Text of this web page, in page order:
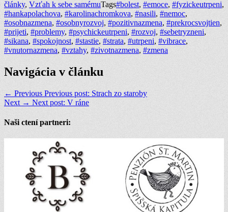
články, Vzťah k sebe samémuTags#bolest, #emoce, #fyzickeutrpeni,
#hankapolachova, #karolinachromkova, #nasili, #nemoc,
#osobnazmena, #osobnyrozvoj, #pozitivnazmena, #prekrocsvojtien,
#prijeti, #problemy, #psychickeutrpeni, #rozvoj, #sebetryzneni,
#sikana, #spokojnost, #stastie, #strata, #utrpeni, #vibrace,
#vnutornazmena, #vztahy, #zivotnazmena, #zmena
Navigácia v článku
← Previous Previous post: Strach zo staroby
Next → Next post: V ráne
Naši ctení partneri: